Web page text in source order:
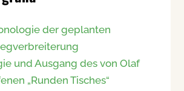
der geplanten
und Ausgang des von Olaf
„Runden Tisches“